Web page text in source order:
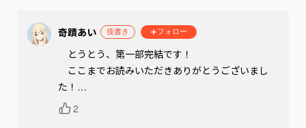
奇蹟あい 後書き フォロー
とうとう、第一部完結です！
ここまでお読みいただきありがとうございまし
た！
アリシアたちの旅はこれからも続きます。
2